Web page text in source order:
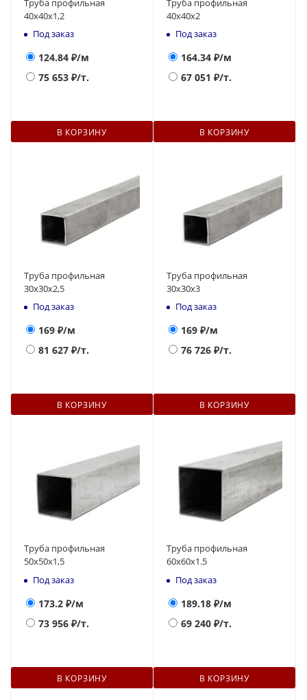
Труба профильная
40х40х1,2
Под заказ
124.84 ₽/м
75 653 ₽/т.
В КОРЗИНУ
Труба профильная
40х40х2
Под заказ
164.34 ₽/м
67 051 ₽/т.
В КОРЗИНУ
Труба профильная
30х30х2,5
Под заказ
169 ₽/м
81 627 ₽/т.
В КОРЗИНУ
Труба профильная
30х30х3
Под заказ
169 ₽/м
76 726 ₽/т.
В КОРЗИНУ
Труба профильная
50х50х1,5
Под заказ
173.2 ₽/м
73 956 ₽/т.
В КОРЗИНУ
Труба профильная
60х60х1.5
Под заказ
189.18 ₽/м
69 240 ₽/т.
В КОРЗИНУ